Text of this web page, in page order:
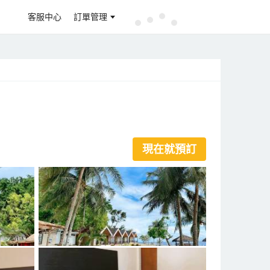
客服中心 訂單管理
現在就預訂